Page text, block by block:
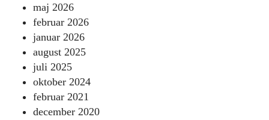
maj 2026
februar 2026
januar 2026
august 2025
juli 2025
oktober 2024
februar 2021
december 2020